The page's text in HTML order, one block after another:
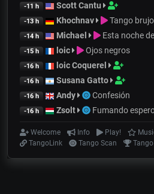
-11 h Scott Cantu
-13 h Khochnav Tango brujo
-14 h Michael Esta noche
-15 h loic Ojos negros
-16 h loic Coquerel
-16 h Susana Gatto
-16 h Andy Confesión
-16 h Zsolt Fumando
Welcome Info Play!
TangoLink
Tango Scan